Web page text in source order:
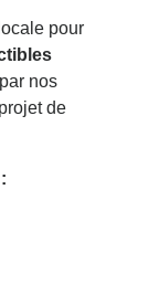
pour
nos
de